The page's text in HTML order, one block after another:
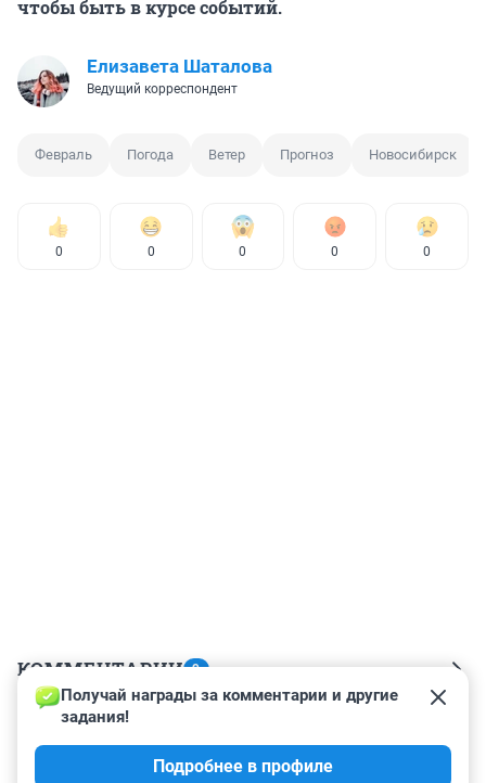
чтобы быть в курсе событий.
Елизавета Шаталова
Ведущий корреспондент
Февраль Погода Ветер Прогноз Новосибирск
0 0 0 0 0
КОММЕНТАРИИ 9
Гость
Наложите кирпичики в карманы, а то унесет ветром!
Получай награды за комментарии и другие
задания!
Подробнее в профиле